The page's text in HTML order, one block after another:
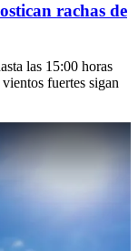
rachas de
las 15:00 horas
fuertes sigan
verano: ¿cómo estará